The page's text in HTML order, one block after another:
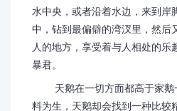
水中央，或者沿着水边，来到岸
中，钻到最偏僻的湾汊里，然后
人的地方，享受着与人相处的
暴君。
天鹅在一切方面都高于家鹅
料为生，天鹅却会找到一种比较